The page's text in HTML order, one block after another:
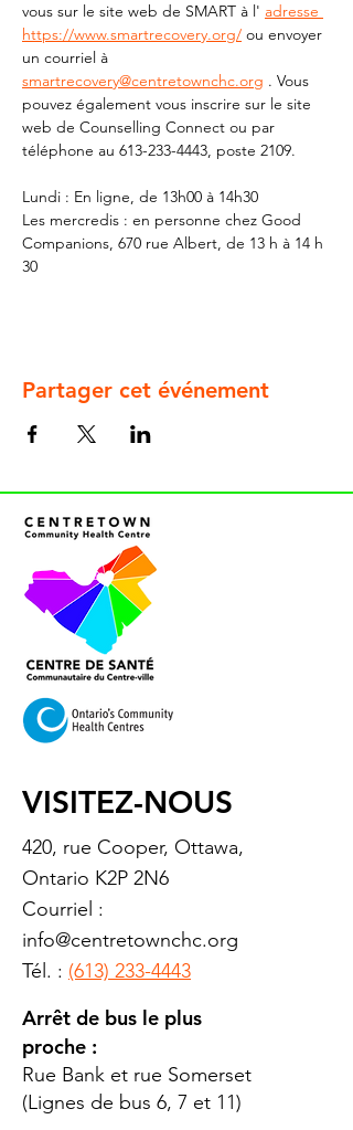
vous sur le site web de SMART à l' adresse
https://www.smartrecovery.org/ ou envoyer
un courriel à
smartrecovery@centretownchc.org . Vous
pouvez également vous inscrire sur le site
web de Counselling Connect ou par
téléphone au 613-233-4443, poste 2109.
Lundi : En ligne, de 13h00 à 14h30
Les mercredis : en personne chez Good
Companions, 670 rue Albert, de 13 h à 14 h
30
Partager cet événement
VISITEZ-NOUS
420, rue Cooper, Ottawa,
Ontario K2P 2N6
Courriel :
info@centretownchc.org
Tél. : (613) 233-4443
Arrêt de bus le plus
proche :
Rue Bank et rue Somerset
(Lignes de bus 6, 7 et 11)